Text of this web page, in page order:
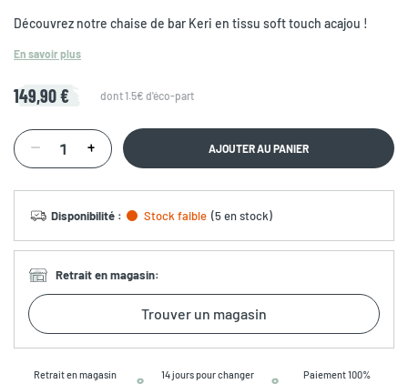
Découvrez notre chaise de bar Keri en tissu soft touch acajou !
En savoir plus
149,90 € dont 1.5€ d'éco-part
AJOUTER AU PANIER
Disponibilité : Stock faible (5 en stock)
Retrait en magasin:
Trouver un magasin
Retrait en magasin
14 jours pour changer
Paiement 100%